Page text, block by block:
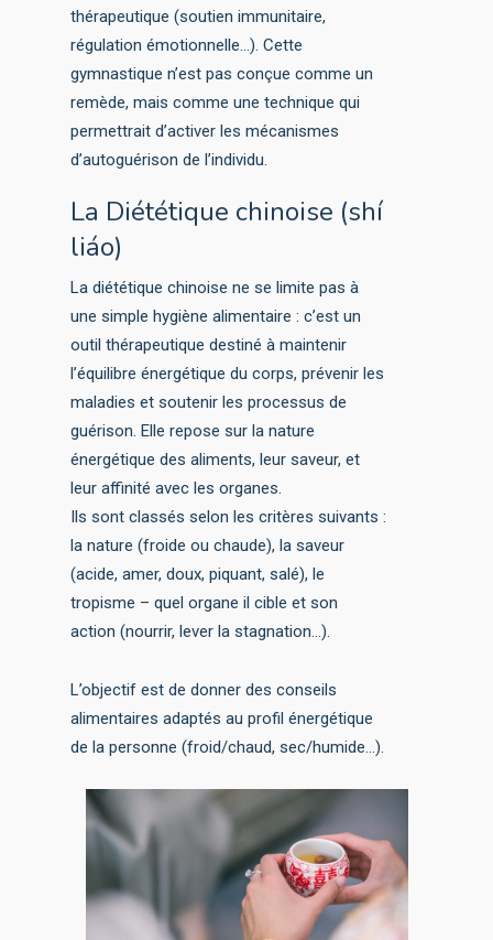
thérapeutique (soutien immunitaire,
régulation émotionnelle…). Cette
gymnastique n’est pas conçue comme un
remède, mais comme une technique qui
permettrait d’activer les mécanismes
d’autoguérison de l’individu.
La Diététique chinoise (shí
liáo)
La diététique chinoise ne se limite pas à
une simple hygiène alimentaire : c’est un
outil thérapeutique destiné à maintenir
l’équilibre énergétique du corps, prévenir les
maladies et soutenir les processus de
guérison. Elle repose sur la nature
énergétique des aliments, leur saveur, et
leur affinité avec les organes.
Ils sont classés selon les critères suivants :
la nature (froide ou chaude), la saveur
(acide, amer, doux, piquant, salé), le
tropisme – quel organe il cible et son
action (nourrir, lever la stagnation…).
L’objectif est de donner des conseils
alimentaires adaptés au profil énergétique
de la personne (froid/chaud, sec/humide…).